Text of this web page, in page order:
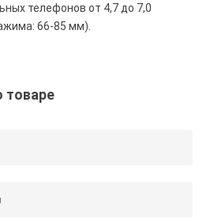
телефонов от 4,7 до 7,0
66-85 мм).
товаре